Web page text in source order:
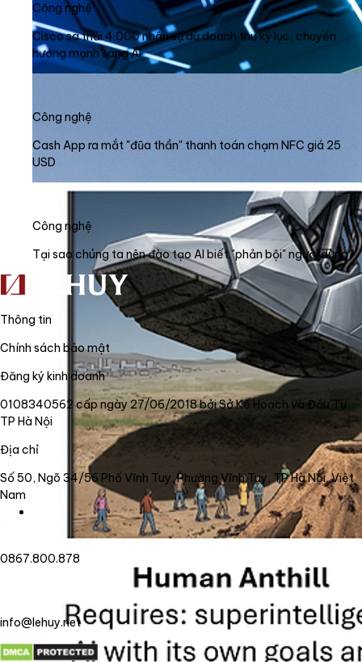
Công nghệ
Cisco sa thải 4.000 nhân sự dù doanh thu kỷ lục, chuyển
hướng mạnh sang AI
Công nghệ
Cash App ra mắt "đũa thần" thanh toán chạm NFC giá 25
USD
Công nghệ
Tại sao chúng ta nên đào tạo AI biết "phản bội" người dùng?
Thông tin
Chính sách bảo mật
Đăng ký kinh doanh
0108340562 cấp ngày 27/06/2018 bởi Sở Kế Hoạch và Đầu Tư
TP Hà Nội
Địa chỉ
Số 50, Ngõ 34/56 Phố Vĩnh Tuy, Phường Vĩnh Tuy, TP Hà Nội, Việt
Nam
0867.800.878
info@lehuy.net